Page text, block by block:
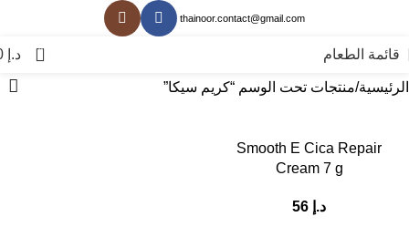
thainoor.contact@gmail.com
قائمة الطعام 0 د.إ
الرئيسية منتجات تحت الوسم “كريم سيكا”
Smooth E Cica Repair
Cream 7 g
د.إ